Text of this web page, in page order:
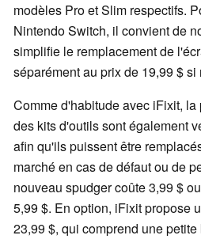
modèles Pro et Slim respectifs.
Nintendo Switch, il convient de
simplifie le remplacement de
séparément au prix de 19,99 $ si
Comme d'habitude avec iFixit,
des kits d'outils sont également
afin qu'ils puissent être
marché en cas de défaut ou de
nouveau spudger coûte 3,99 $
5,99 $. En option, iFixit propose
23,99 $, qui comprend une